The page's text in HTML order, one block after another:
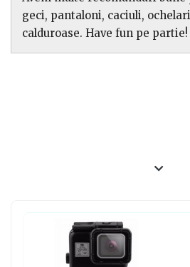
geci, pantaloni, caciuli,
calduroase. Have fun pe partie!